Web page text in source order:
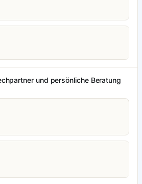
und persönliche Beratung